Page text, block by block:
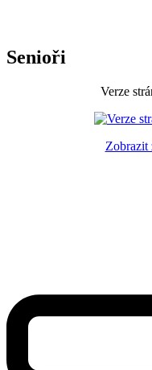
Senioři
Verze
Zobrazit